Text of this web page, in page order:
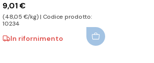
9,01 €
(48,05 €/kg) | Codice prodotto:
10234
In rifornimento